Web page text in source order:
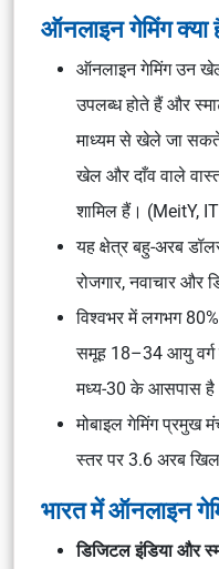
ऑनलाइन गेमिंग क्या
ऑनलाइन गेमिंग उन
उपलब्ध होते हैं और
माध्यम से खेले जा
खेल और दाँव वाले
शामिल हैं। (MeitY,
यह क्षेत्र बहु-अरब
रोजगार, नवाचार और
विश्वभर में लगभग
समूह 18–34 आयु
मध्य-30 के आसपास
मोबाइल गेमिंग प्रमुख
स्तर पर 3.6 अरब
भारत में ऑनलाइन
डिजिटल इंडियाऔर